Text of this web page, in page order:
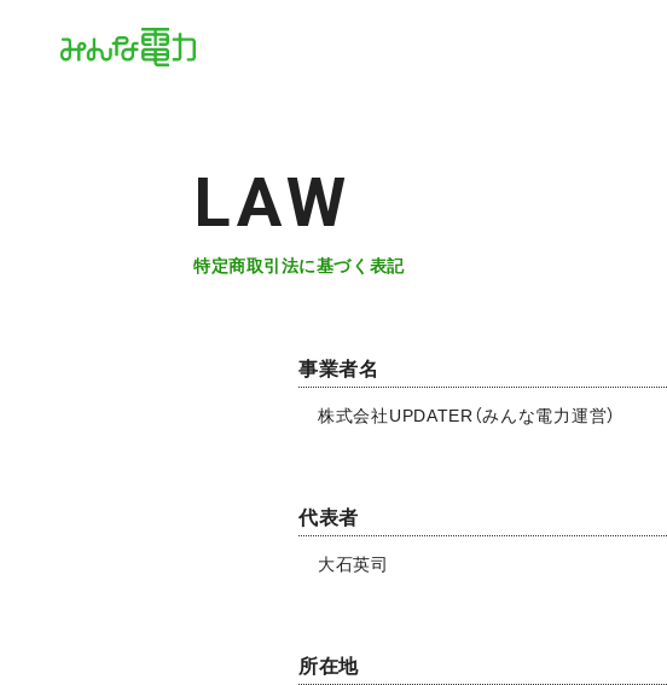
LAW
特定商取引法に基づく表記
事業者名
株式会社UPDATER（みんな電力運営）
代表者
大石英司
所在地